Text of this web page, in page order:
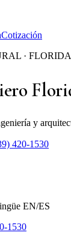
Cotización
· FLORIDA
y
420-1530
EN/ES
1530